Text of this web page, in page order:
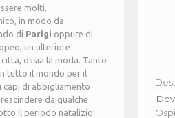
molti,
in modo da
di Parigi oppure di
un ulteriore
ossia la moda. Tanto
tutto il mondo per il
capi di abbigliamento
da qualche
il periodo natalizio!